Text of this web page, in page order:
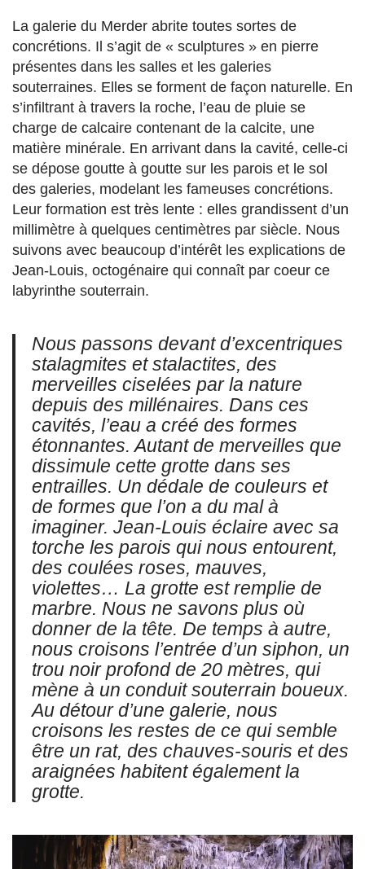
La galerie du Merder abrite toutes sortes de
concrétions. Il s’agit de « sculptures » en pierre
présentes dans les salles et les galeries
souterraines. Elles se forment de façon naturelle. En
s’infiltrant à travers la roche, l’eau de pluie se
charge de calcaire contenant de la calcite, une
matière minérale. En arrivant dans la cavité, celle-ci
se dépose goutte à goutte sur les parois et le sol
des galeries, modelant les fameuses concrétions.
Leur formation est très lente : elles grandissent d’un
millimètre à quelques centimètres par siècle. Nous
suivons avec beaucoup d’intérêt les explications de
Jean-Louis, octogénaire qui connaît par coeur ce
labyrinthe souterrain.
Nous passons devant d’excentriques
stalagmites et stalactites, des
merveilles ciselées par la nature
depuis des millénaires. Dans ces
cavités, l’eau a créé des formes
étonnantes. Autant de merveilles que
dissimule cette grotte dans ses
entrailles. Un dédale de couleurs et
de formes que l’on a du mal à
imaginer. Jean-Louis éclaire avec sa
torche les parois qui nous entourent,
des coulées roses, mauves,
violettes… La grotte est remplie de
marbre. Nous ne savons plus où
donner de la tête. De temps à autre,
nous croisons l’entrée d’un siphon, un
trou noir profond de 20 mètres, qui
mène à un conduit souterrain boueux.
Au détour d’une galerie, nous
croisons les restes de ce qui semble
être un rat, des chauves-souris et des
araignées habitent également la
grotte.